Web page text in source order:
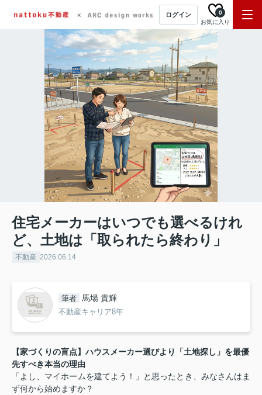
ログイン
お気に入り
0
住宅メーカーはいつでも選べるけれ
ど、土地は「取られたら終わり」
不動産 2026.06.14
筆者 馬場 貴輝
不動産キャリア8年
【家づくりの盲点】ハウスメーカー選びより「土地探し」を最優
先すべき本当の理由
「よし、マイホームを建てよう！」と思ったとき、みなさんはま
ず何から始めますか？